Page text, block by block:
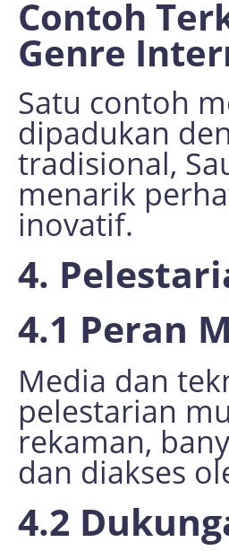
Contoh
Genre
Satu contoh
dipadukan
tradisional,
menarik
inovatif.
4.
4.1 Peran
Media dan
pelestarian
rekaman,
dan diakses
4.2